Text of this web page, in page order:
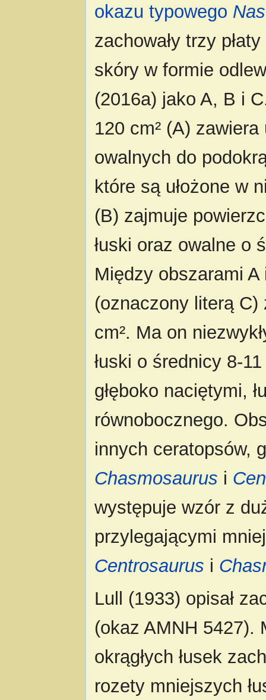
okazu typowego
zachowały trzy
skóry w formie
(2016a) jako A, B i
120 cm² (A)
owalnych do
które są ułożone w
(B) zajmuje
łuski oraz owalne o
Między obszarami
(oznaczony literą
cm². Ma on
łuski o średnicy 8-
głęboko naciętymi,
równobocznego.
innych ceratopsów,
Chasmosaurus i
występuje wzór z
przylegającymi
Centrosaurus i
Lull (1933) opisał
(okaz AMNH 5427).
okrągłych łusek
rozety mniejszych